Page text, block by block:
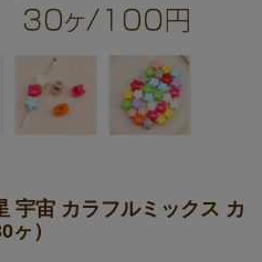
宇宙 カラフルミックス カ
）